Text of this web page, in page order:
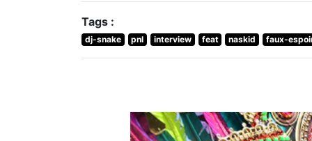
Tags :
dj-snake pnl interview feat naskid faux-